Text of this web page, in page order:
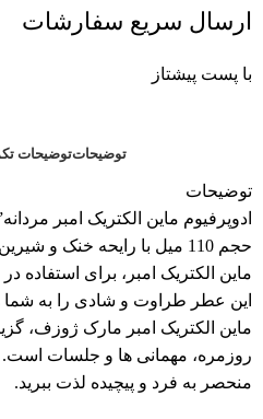
ارسال سریع سفارشات
با پست پیشتاز
توضیحاتتوضیحات
توضیحات
حجم 110 میل با رایحه خنک و
ماین الکتریک امبر، برای استفاده
این عطر طراوت و شادی را به شما
ماین الکتریک امبر مارک ژوزف،
روزمره، مهمانی ها و جلسات است.
منحصر به فرد و پیچیده لذت ببرید.